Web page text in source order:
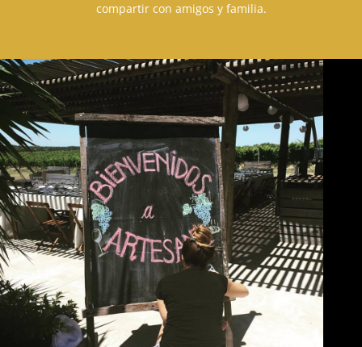
compartir con amigos y familia.